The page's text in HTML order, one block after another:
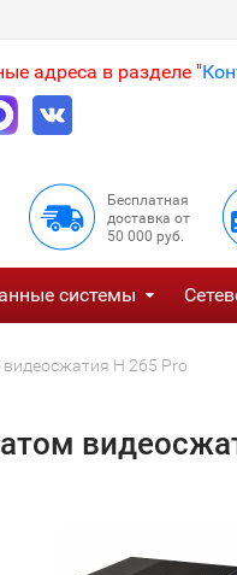
адреса в разделе "
Бесплатная
доставка от
50 000 руб.
системы
H 265 Pro